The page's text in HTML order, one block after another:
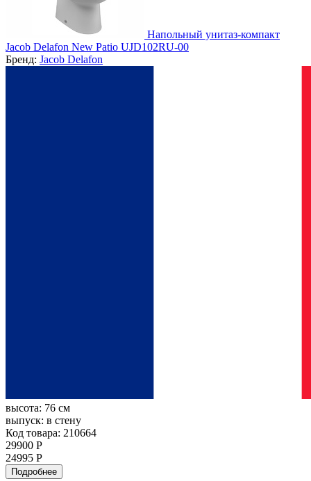
Напольный унитаз-компакт
Jacob Delafon New Patio UJD102RU-00
Бренд: Jacob Delafon
высота: 76 см
выпуск: в стену
Код товара: 210664
29900 Р
24995 Р
Подробнее